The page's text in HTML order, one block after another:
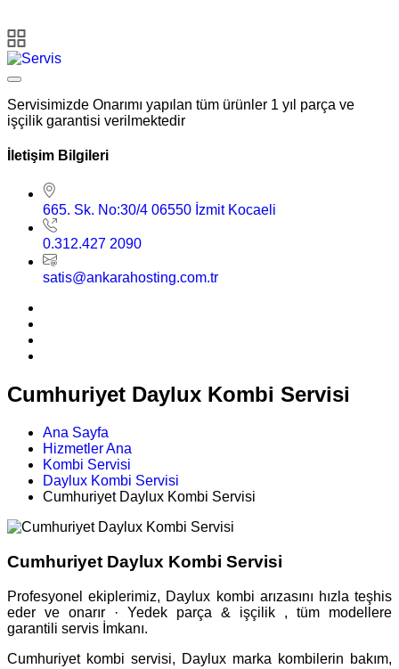
Servisimizde Onarımı yapılan tüm ürünler 1 yıl parça ve
işçilik garantisi verilmektedir
İletişim Bilgileri
665. Sk. No:30/4 06550 İzmit Kocaeli
0.312.427 2090
satis@ankarahosting.com.tr
Cumhuriyet Daylux Kombi Servisi
Ana Sayfa
Hizmetler Ana
Kombi Servisi
Daylux Kombi Servisi
Cumhuriyet Daylux Kombi Servisi
Cumhuriyet Daylux Kombi Servisi
Profesyonel ekiplerimiz, Daylux kombi arızasını hızla teşhis
eder ve onarır · Yedek parça & işçilik , tüm modellere
garantili servis İmkanı.
Cumhuriyet kombi servisi, Daylux marka kombilerin bakım,